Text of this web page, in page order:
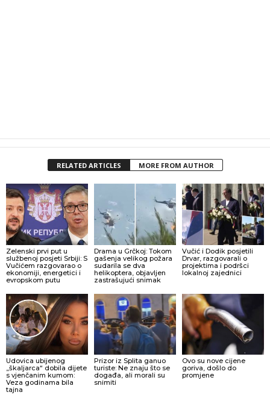
RELATED ARTICLES MORE FROM AUTHOR
Zelenski prvi put u
službenoj posjeti Srbiji: S
Vučićem razgovarao o
ekonomiji, energetici i
evropskom putu
Drama u Grčkoj: Tokom
gašenja velikog požara
sudarila se dva
helikoptera, objavljen
zastrašujući snimak
Vučić i Dodik posjetili
Drvar, razgovarali o
projektima i podršci
lokalnoj zajednici
Udovica ubijenog
„škaljarca“ dobila dijete
s vjenčanim kumom:
Veza godinama bila
tajna
Prizor iz Splita ganuo
turiste: Ne znaju što se
događa, ali morali su
snimiti
Ovo su nove cijene
goriva, došlo do
promjene